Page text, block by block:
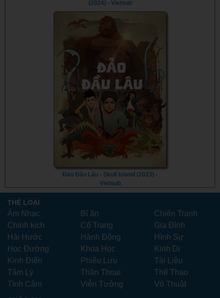
(2024) - Vietsub
Đảo Đầu Lâu - Skull Island (2023) -
Vietsub
THỂ LOẠI
Âm Nhạc Bí ẩn
Chiến Tranh
Chính kịch
Cổ Trang
Gia Đình
Hài Hước
Hành Động
Hình Sự
Học Đường
Khoa Học
Kinh Dị
Kinh Điển
Phiêu Lưu
Tài Liệu
Tâm Lý
Thần Thoại
Thể Thao
Tình Cảm
Viễn Tưởng Võ Thuật